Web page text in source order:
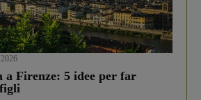
a Firenze: 5 idee per far